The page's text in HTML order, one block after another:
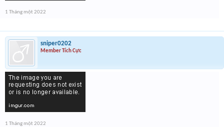
1 Tháng một 2022
sniper0202
Member Tích Cực
1 Tháng một 2022